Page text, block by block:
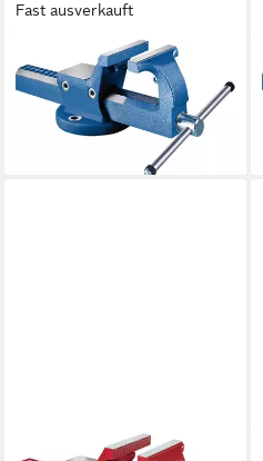
Fast ausverkauft
Schraubstock,
Parallelschraubstock 160 mm
244,98 €
lieferbar - in 2-3 Werktagen bei dir